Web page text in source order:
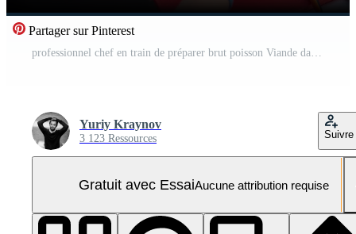
Partager sur Pinterest
professionnel chef en train de préparer brut poisson Viande dans cuisine Vidéo Pro
Yuriy Kraynov
3 123 Ressources Suivre
Gratuit avec EssaiAucune attribution requise